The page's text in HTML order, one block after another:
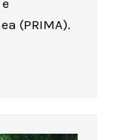
(PRIMA).